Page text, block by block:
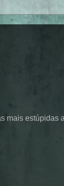
mais estúpidas